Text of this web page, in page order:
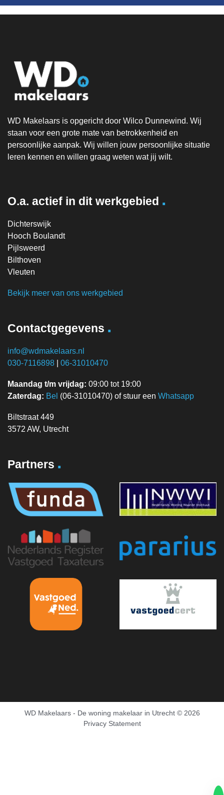
WD Makelaars is opgericht door Wilco Dunnewind. Wij
staan voor een grote mate van betrokkenheid en
persoonlijke aanpak. Wij willen jouw persoonlijke situatie
leren kennen en willen graag weten wat jij wilt.
O.a. actief in dit werkgebied .
Dichterswijk
Hooch Boulandt
Pijlsweerd
Bilthoven
Vleuten
Bekijk meer van ons werkgebied
Contactgegevens .
info@wdmakelaars.nl
030-7116898
06-31010470
Maandag t/m vrijdag: 09:00 tot 19:00
Zaterdag: Bel (06-31010470) of stuur een Whatsapp
Biltstraat 449
3572 AW, Utrecht
Partners .
WD Makelaars - De woning makelaar in Utrecht© 2026
Privacy Statement